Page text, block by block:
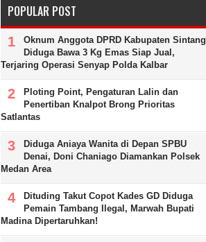
POPULAR POST
Oknum Anggota DPRD Kabupaten Sintang
Diduga Bawa 3 Kg Emas Siap Jual,
Terjaring Operasi Senyap Polda Kalbar
Ploting Point, Pengaturan Lalin dan
Penertiban Knalpot Brong Prioritas
Satlantas
Diduga Aniaya Wanita di Depan SPBU
Denai, Doni Chaniago Diamankan Polsek
Medan Area
Dituding Takut Copot Kades GD Diduga
Pemain Tambang Ilegal, Marwah Bupati
Madina Dipertaruhkan!